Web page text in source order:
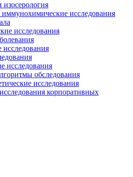
изосерология
исследования
исследования
исследования
исследования
обследования
исследования
корпоративных